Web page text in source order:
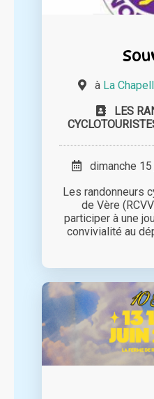
à La
LES
dimanche 15
Les randonneurs
de Vère
participer à une
convivialité au